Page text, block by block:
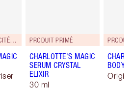
FORMULE EFFICACITÉ RENFORCÉE! PRODUIT PRIMÉ
CHARLOTTE'S MAGIC
SERUM CRYSTAL
ELIXIR
30 ml
BODY